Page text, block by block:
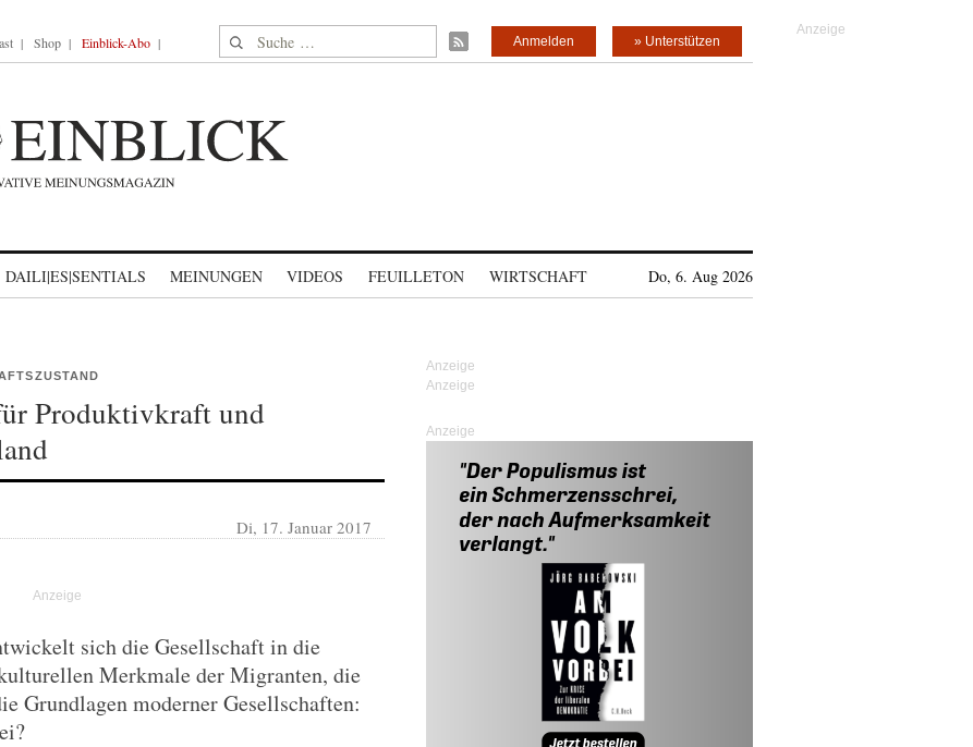
Shop Einblick-Abo Suche nach: » Unterstützen
Anmelden
DAILI|ES|SENTIALS MEINUNGEN VIDEOS FEUILLETON WIRTSCHAFT Do, 6. Aug 2026
Produktivkraft und
Di, 17. Januar 2017
sich die Gesellschaft in die
Merkmale der Migranten, die
Grundlagen moderner Gesellschaften:
Anzeige